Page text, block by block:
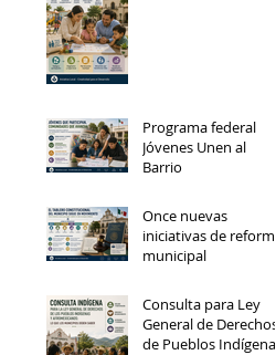
Programa federal
Jóvenes Unen al
Barrio
Once nuevas
iniciativas de reforma
municipal
Consulta para Ley
General de Derechos
de Pueblos Indígenas